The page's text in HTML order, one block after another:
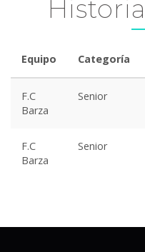
Equipo Categoría
F.C
Barza
Senior
F.C
Barza
Senior